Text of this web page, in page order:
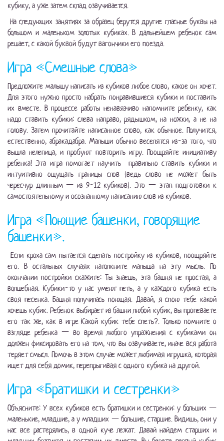
кубику, а уже затем склад озвучивается.
На следующих занятиях за образец берутся другие гласные буквы на
большом и маленьком золотых кубиках. В дальнейшем ребенок сам
решает, с какой буквой будут вагончики его поезда.
Игра «Смешные слова»
Предложите малышу написать из кубиков любое слово, какое он хочет.
Для этого нужно просто набрать понравившиеся кубики и поставить
их вместе. В процессе работы ненавязчиво напомните ребенку, как
надо ставить кубики: слева направо, рядышком, на ножки, а не на
голову. Затем прочитайте написанное слово, как обычное. Получится,
естественно, абракадабра. Малыши обычно веселятся из-за того, что
вышла нелепица, и пробуют повторить игру. Поощряйте инициативу
ребенка! Эта игра помогает научить правильно ставить кубики и
интуитивно ощущать границы слов (ведь слово не может быть
чересчур длинным — из 9-12 кубиков). Это — этап подготовки к
самостоятельному и осознанному написанию слов из кубиков.
Игра «Поющие башенки, говорящие
башенки».
Если кроха сам пытается сделать постройку из кубиков, поощряйте
его. В остальных случаях натолкните малыша на эту мысль. По
окончании постройки скажите: Ты знаешь, эта башня не простая, а
волшебная. Кубики-то у нас умеют петь, а у каждого кубика есть
своя песенка. Башня получилась поющая. Давай, я спою тебе какой
хочешь кубик. Ребенок выбирает из башни любой кубик, вы пропеваете
его так же, как в игре Какой кубик тебе спеть?. Только помните о
взгляде ребенка — во время любого упражнения с кубиками он
должен фиксировать его на том, что вы озвучиваете, иначе вся работа
теряет смысл. Помочь в этом случае может любимая игрушка, которая
ищет для себя домик, перепрыгивая с одного кубика на другой.
Игра «Братишки и сестренки»
Объясните: У всех кубиков есть братишки и сестренки: у больших —
маленькие, младшие, а у младших — большие, старшие. Видишь, они у
нас все растерялись, в одной куче лежат. Давай найдем старших и